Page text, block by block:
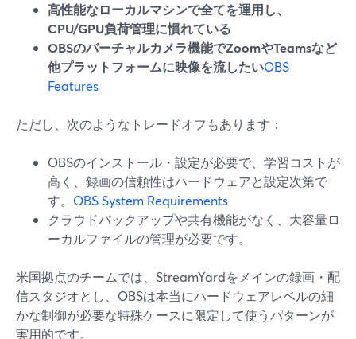
高性能なローカルマシンで全てを運用し、
CPU/GPU負荷管理に慣れている
OBSのバーチャルカメラ機能でZoomやTeamsなど
他プラットフォームに映像を流したいOBS
Features
ただし、次のようなトレードオフもあります：
OBSのインストール・設定が必要で、学習コストが
高く、録画の信頼性はハードウェアと設定次第で
す。 OBS System Requirements
クラウドバックアップや共有機能がなく、大容量ロ
ーカルファイルの管理が必要です。
米国拠点のチームでは、StreamYardをメインの録画・配
信スタジオとし、OBSは本当にハードウェアレベルの細
かな制御が必要な特殊ケースに限定して使うパターンが
実用的です。